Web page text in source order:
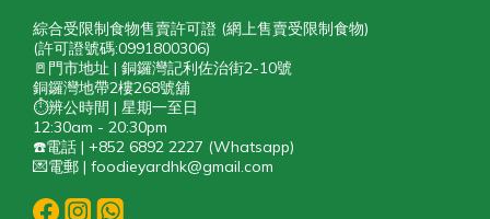
綜合受限制食物售賣許可證 (網上售賣受限制食物)
(許可證號碼:0991800306)
🚪門市地址 | 銅鑼灣記利佐治街2-10號
銅鑼灣地帶2樓268號舖
⏱️辨公時間 | 星期一至日
12:30am - 20:30pm
☎️電話 | +852 6892 2227 (Whatsapp)
💌電郵 | foodieyardhk@gmail.com